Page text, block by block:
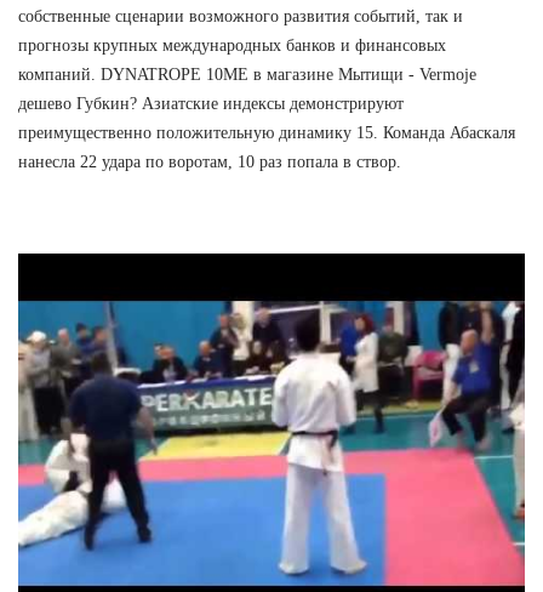
собственные сценарии возможного развития событий, так и
прогнозы крупных международных банков и финансовых
компаний. DYNATROPE 10ME в магазине Мытищи - Vermoje
дешево Губкин? Азиатские индексы демонстрируют
преимущественно положительную динамику 15. Команда Абаскаля
нанесла 22 удара по воротам, 10 раз попала в створ.